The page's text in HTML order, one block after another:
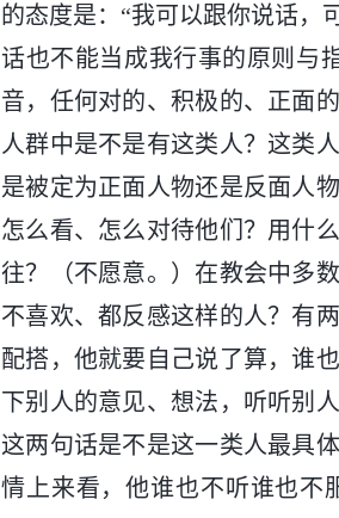
的态度是：“我可以跟你说话，
话也不能当成我行事的原则与
音，任何对的、积极的、正面
人群中是不是有这类人？这类
是被定为正面人物还是反面人
怎么看、怎么对待他们？用什
往？（不愿意。）在教会中多
不喜欢、都反感这样的人？有
配搭，他就要自己说了算，谁
下别人的意见、想法，听听别
这两句话是不是这一类人最具
情上来看，他谁也不听谁也不